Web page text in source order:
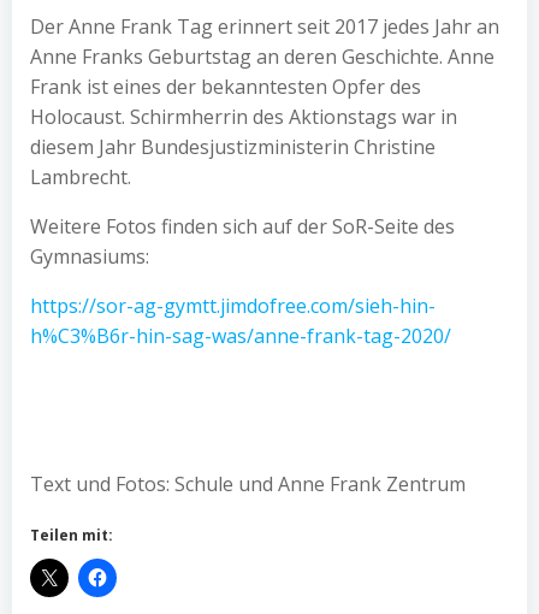
Der Anne Frank Tag erinnert seit 2017 jedes Jahr an
Anne Franks Geburtstag an deren Geschichte. Anne
Frank ist eines der bekanntesten Opfer des
Holocaust. Schirmherrin des Aktionstags war in
diesem Jahr Bundesjustizministerin Christine
Lambrecht.
Weitere Fotos finden sich auf der SoR-Seite des
Gymnasiums:
https://sor-ag-gymtt.jimdofree.com/sieh-hin-
h%C3%B6r-hin-sag-was/anne-frank-tag-2020/
Text und Fotos: Schule und Anne Frank Zentrum
Teilen mit: